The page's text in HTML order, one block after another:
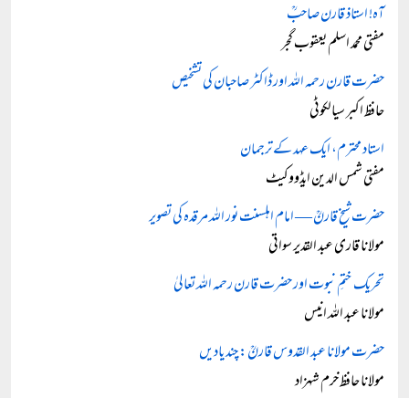
آہ! استاذ قارن صاحبؒ
مفتی محمد اسلم یعقوب گجر
حضرت قارن رحمہ اللہ اور ڈاکٹر صاحبان کی تشخیص
حافظ اکبر سیالکوٹی
استاد محترم، ایک عہد کے ترجمان
مفتی شمس الدین ایڈووکیٹ
حضرت شیخ قارنؒ — امام اہلسنت نور اللہ مرقدہ کی تصویر
مولانا قاری عبد القدیر سواتی
تحریک ختمِ نبوت اور حضرت قارن رحمہ اللہ تعالیٰ
مولانا عبد اللہ انیس
حضرت مولانا عبد القدوس قارنؒ: چند یادیں
مولانا حافظ خرم شہزاد